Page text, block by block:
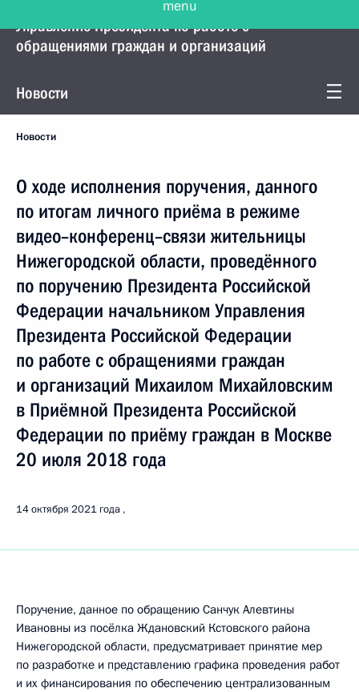
Управление Президента по работе с
обращениями граждан и организаций
Новости
Новости
О ходе исполнения поручения, данного
по итогам личного приёма в режиме
видео–конференц–связи жительницы
Нижегородской области, проведённого
по поручению Президента Российской
Федерации начальником Управления
Президента Российской Федерации
по работе с обращениями граждан
и организаций Михаилом Михайловским
в Приёмной Президента Российской
Федерации по приёму граждан в Москве
20 июля 2018 года
14 октября 2021 года
Поручение, данное по обращению Санчук Алевтины
Ивановны из посёлка Ждановский Кстовского района
Нижегородской области, предусматривает принятие мер
по разработке и представлению графика проведения работ
и их финансирования по обеспечению централизованным